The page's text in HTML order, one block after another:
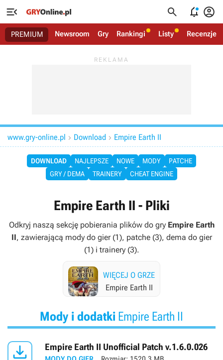
   
PREMIUM Newsroom Gry Rankingi Listy Recenzje
www.gry-online.pl  Download  Empire Earth II
DOWNLOAD NAJLEPSZE NOWE MODY
PATCHE
GRY / DEMA
TRAINERY CHEAT ENGINE
Empire Earth II - Pliki
Odkryj naszą sekcję pobierania plików do gry Empire Earth
II, zawierającą mody do gier (1), patche (3), dema do gier
(1) i trainery (3).
WIĘCEJ O GRZE
Empire Earth II
Mody i dodatki Empire Earth II
 Empire Earth II Unofficial Patch v.1.6.0.026